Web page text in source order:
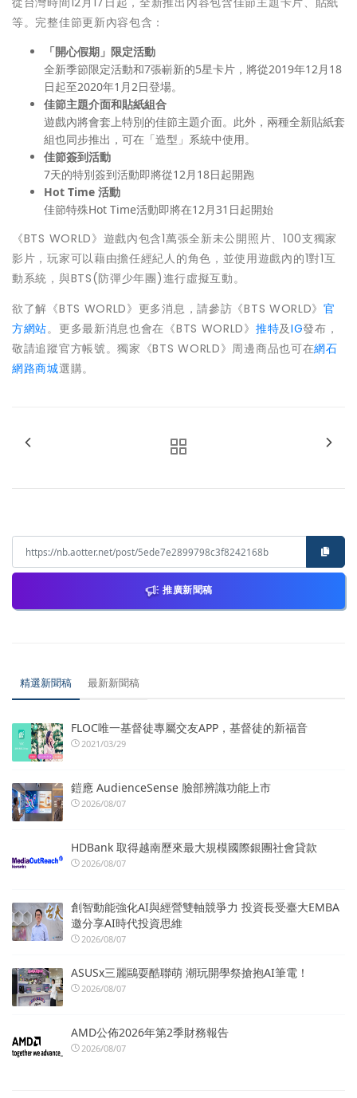
等。完整佳節更新內容包含：
「開心假期」限定活動
全新季節限定活動和7張嶄新的5星卡片，將從2019年12月18
日起至2020年1月2日登場。
佳節主題介面和貼紙組合
遊戲內將會套上特別的佳節主題介面。此外， 兩種全新貼紙套
組也同步推出，可在「造型」系統中使用。
佳節簽到活動
7天的特別簽到活動即將從12月18日起開跑
Hot Time 活動
佳節特殊Hot Time活動即將在12月31日起開始
《BTS WORLD》遊戲內包含1萬張全新未公開照片、100支獨家
影片 ，玩家可以藉由擔任經紀人的角色，並使用遊戲內的1對1互
動系統 ，與BTS(防彈少年團)進行虛擬互動。
欲了解《BTS WORLD》更多消息，請參訪《BTS WORLD》官
方網站。 更多最新消息也會在《BTS WORLD》 推特及IG發布，
敬請追蹤官方帳號。獨家《BTS WORLD》周邊商品也可在網石
網路商城選購。
推廣新聞稿
精選新聞稿 最新新聞稿
FLOC唯一基督徒專屬交友APP，基督徒的新福音
2021/03/29
鎧應 AudienceSense 臉部辨識功能上市
2026/08/07
HDBank 取得越南歷來最大規模國際銀團社會貸款
2026/08/07
創智動能強化AI與經營雙軸競爭力 投資長受臺大EMBA
邀分享AI時代投資思維
2026/08/07
ASUSx三麗鷗耍酷聯萌 潮玩開學祭搶抱AI筆電！
2026/08/07
AMD公佈2026年第2季財務報告
2026/08/07